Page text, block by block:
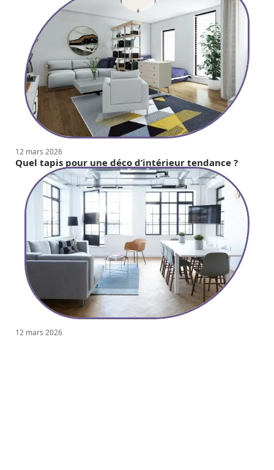
12 mars 2026
Quel tapis pour une déco d’intérieur tendance ?
12 mars 2026